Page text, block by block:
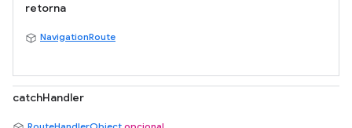
retorna
NavigationRoute
catchHandler